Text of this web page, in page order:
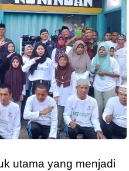
utama yang menjadi